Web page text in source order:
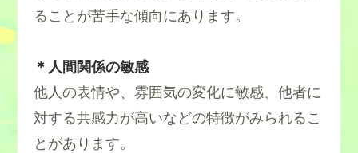
ることが苦手な傾向にあります。
＊ 人間関係の敏感
他人の表情や、雰囲気の変化に敏感、他者に
対する共感力が高いなどの特徴がみられるこ
とがあります。